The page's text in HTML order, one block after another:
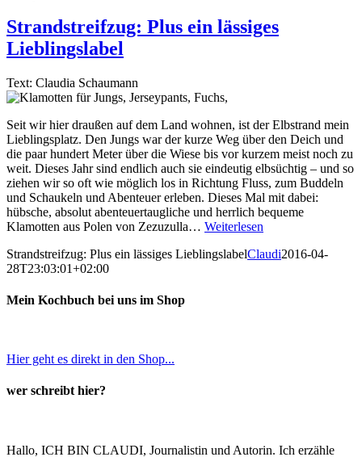
Strandstreifzug: Plus ein lässiges
Lieblingslabel
Text: Claudia Schaumann
Seit wir hier draußen auf dem Land wohnen, ist der Elbstrand mein
Lieblingsplatz. Den Jungs war der kurze Weg über den Deich und
die paar hundert Meter über die Wiese bis vor kurzem meist noch zu
weit. Dieses Jahr sind endlich auch sie eindeutig elbsüchtig – und so
ziehen wir so oft wie möglich los in Richtung Fluss, zum Buddeln
und Schaukeln und Abenteuer erleben. Dieses Mal mit dabei:
hübsche, absolut abenteuertaugliche und herrlich bequeme
Klamotten aus Polen von Zezuzulla… Weiterlesen
Strandstreifzug: Plus ein lässiges LieblingslabelClaudi2016-04-
28T23:03:01+02:00
Mein Kochbuch bei uns im Shop
Hier geht es direkt in den Shop...
wer schreibt hier?
Hallo, ICH BIN CLAUDI, Journalistin und Autorin. Ich erzähle